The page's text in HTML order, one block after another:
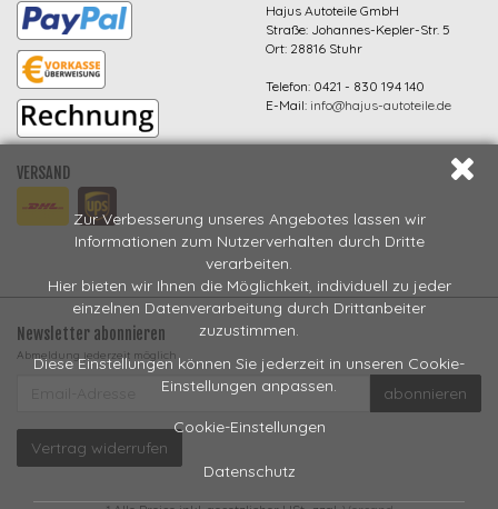
Zur Verbesserung unseres Angebotes lassen wir
Informationen zum Nutzerverhalten durch Dritte
verarbeiten.
Hier bieten wir Ihnen die Möglichkeit, individuell zu jeder
einzelnen Datenverarbeitung durch Drittanbeiter
zuzustimmen.
Diese Einstellungen können Sie jederzeit in unseren Cookie-
Einstellungen anpassen.
Cookie-Einstellungen
Datenschutz
VERSAND
Hajus Autoteile GmbH
Straße: Johannes-Kepler-Str. 5
Ort: 28816 Stuhr
Telefon: 0421 - 830 194 140
E-Mail: info@hajus-autoteile.de
Newsletter abonnieren
Abmeldung jederzeit möglich
abonnieren
Vertrag widerrufen